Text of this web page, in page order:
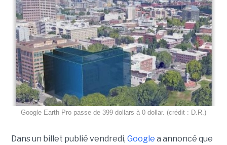
Google Earth Pro passe de 399 dollars à 0 dollar. (crédit : D.R.)
Dans un billet publié vendredi, Google a annoncé que